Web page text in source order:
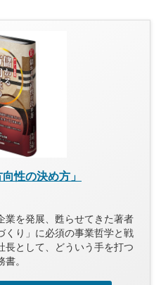
性の決め方」
業を発展、甦らせてきた著者
くり」に必須の事業哲学と戦
長として、どういう手を打つ
。